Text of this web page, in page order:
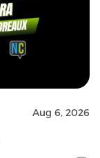
Aug 6, 2026